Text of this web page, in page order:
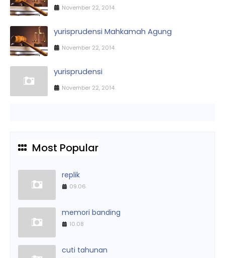
November 22, 2014
yurisprudensi Mahkamah Agung
November 22, 2014
yurisprudensi
November 22, 2014
Most Popular
replik
09.06
memori banding
10.08
cuti tahunan